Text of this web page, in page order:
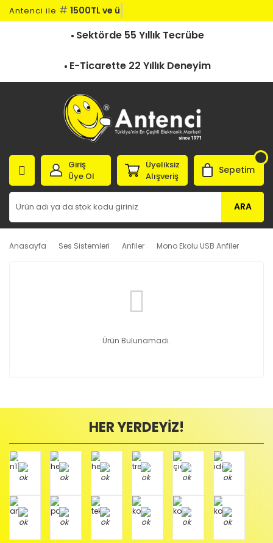
Antenci ile # 1500TL ve üz
Sektörde 55 Yıllık Tecrübe
E-Ticarette 22 Yıllık Deneyim
ARA
Giriş
Üye Ol
Üyeliksiz
Alışveriş
Sepetim
Anasayfa Ses Sistemleri Anfiler Mono Ekolu USB Anfiler
Ürün Bulunamadı.
HER YERDEYİZ!